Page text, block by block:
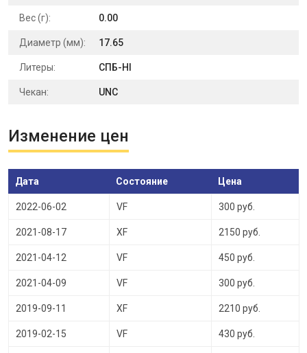
Вес (г): 0.00
Диаметр (мм): 17.65
Литеры: СПБ-HI
Чекан: UNC
Изменение цен
Дата Состояние Цена
2022-06-02 VF 300 руб.
2021-08-17 XF 2150 руб.
2021-04-12 VF 450 руб.
2021-04-09 VF 300 руб.
2019-09-11 XF 2210 руб.
2019-02-15 VF 430 руб.